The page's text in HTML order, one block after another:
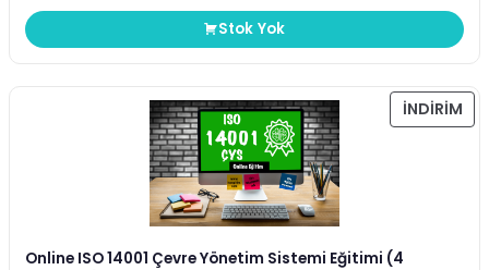
Stok Yok
İNDIRIM
Online ISO 14001 Çevre Yönetim Sistemi Eğitimi (4